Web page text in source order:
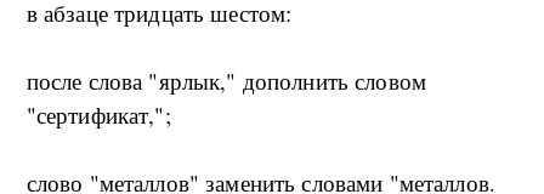
в абзаце тридцать шестом:
после слова "ярлык," дополнить словом
"сертификат,";
слово "металлов" заменить словами "металлов.